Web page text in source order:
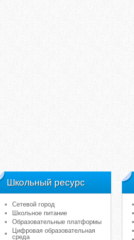
Школьный ресурс
Сетевой город
Школьное питание
Образовательные платформы
Цифровая образовательная
среда